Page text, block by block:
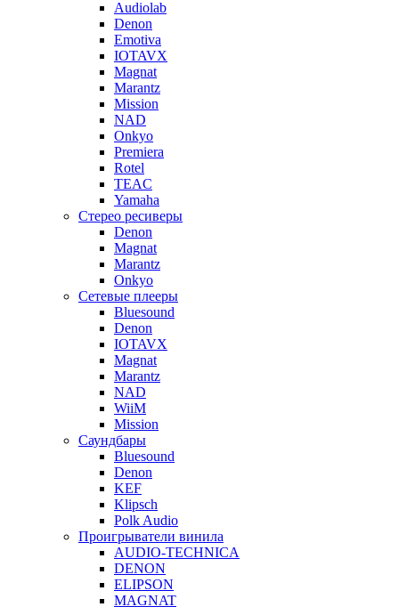
Audiolab
Denon
Emotiva
IOTAVX
Magnat
Marantz
Mission
NAD
Onkyo
Premiera
Rotel
TEAC
Yamaha
Стерео ресиверы
Denon
Magnat
Marantz
Onkyo
Сетевые плееры
Bluesound
Denon
IOTAVX
Magnat
Marantz
NAD
WiiM
Mission
Саундбары
Bluesound
Denon
KEF
Klipsch
Polk Audio
Проигрыватели винила
AUDIO-TECHNICA
DENON
ELIPSON
MAGNAT